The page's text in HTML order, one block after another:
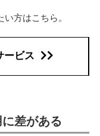
方はこちら。
ービス
差がある